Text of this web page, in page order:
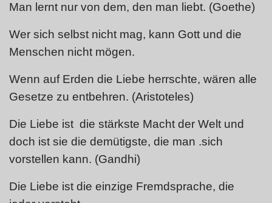
Man lernt nur von dem, den man liebt. (Goethe)
Wer sich selbst nicht mag, kann Gott und die
Menschen nicht mögen.
Wenn auf Erden die Liebe herrschte, wären alle
Gesetze zu entbehren. (Aristoteles)
Die Liebe ist die stärkste Macht der Welt und
doch ist sie die demütigste, die man .sich
vorstellen kann. (Gandhi)
Die Liebe ist die einzige Fremdsprache, die